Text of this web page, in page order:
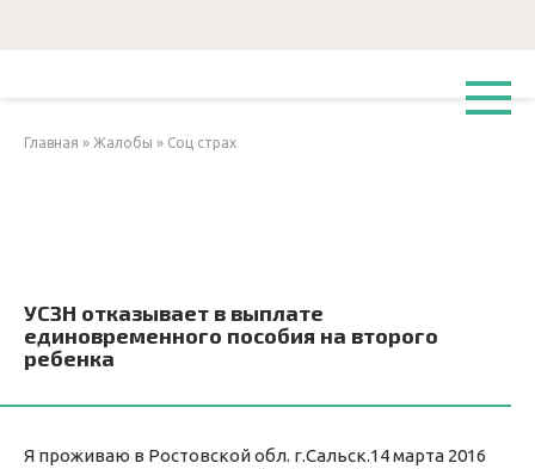
Главная » Жалобы » Соц страх
УСЗН отказывает в выплате
единовременного пособия на второго
ребенка
Я проживаю в Ростовской обл. г.Сальск.14 марта 2016